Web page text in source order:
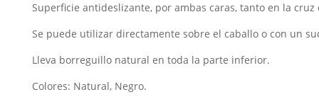
Superficie antideslizante, por ambas caras, tanto en la
Se puede utilizar directamente sobre el caballo o con un
Lleva borreguillo natural en toda la parte inferior.
Colores: Natural, Negro.